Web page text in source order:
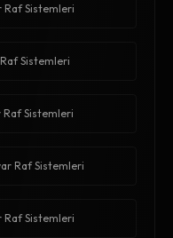
Raf Sistemleri
Sistemleri
Raf Sistemleri
Raf Sistemleri
Raf Sistemleri